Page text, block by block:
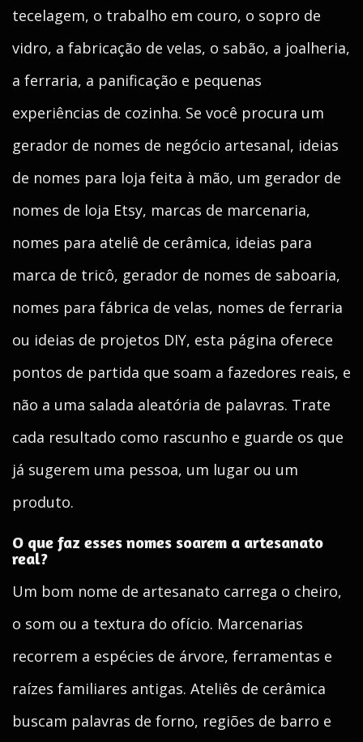
tecelagem, o trabalho em couro, o sopro de
vidro, a fabricação de velas, o sabão, a joalheria,
a ferraria, a panificação e pequenas
experiências de cozinha. Se você procura um
gerador de nomes de negócio artesanal, ideias
de nomes para loja feita à mão, um gerador de
nomes de loja Etsy, marcas de marcenaria,
nomes para ateliê de cerâmica, ideias para
marca de tricô, gerador de nomes de saboaria,
nomes para fábrica de velas, nomes de ferraria
ou ideias de projetos DIY, esta página oferece
pontos de partida que soam a fazedores reais, e
não a uma salada aleatória de palavras. Trate
cada resultado como rascunho e guarde os que
já sugerem uma pessoa, um lugar ou um
produto.
O que faz esses nomes soarem a artesanato
real?
Um bom nome de artesanato carrega o cheiro,
o som ou a textura do ofício. Marcenarias
recorrem a espécies de árvore, ferramentas e
raízes familiares antigas. Ateliês de cerâmica
buscam palavras de forno, regiões de barro e